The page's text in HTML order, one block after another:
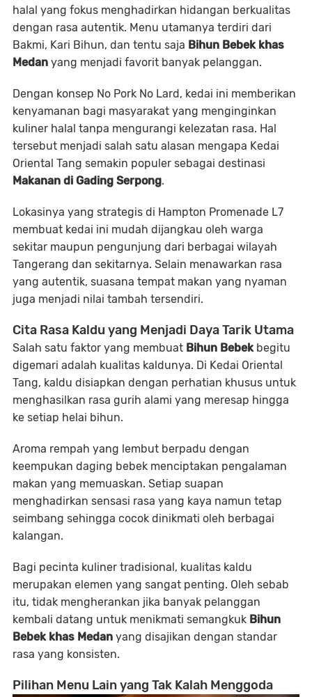
halal yang fokus menghadirkan hidangan berkualitas
dengan rasa autentik. Menu utamanya terdiri dari
Bakmi, Kari Bihun, dan tentu saja Bihun Bebek khas
Medan yang menjadi favorit banyak pelanggan.
Dengan konsep No Pork No Lard, kedai ini memberikan
kenyamanan bagi masyarakat yang menginginkan
kuliner halal tanpa mengurangi kelezatan rasa. Hal
tersebut menjadi salah satu alasan mengapa Kedai
Oriental Tang semakin populer sebagai destinasi
Makanan di Gading Serpong.
Lokasinya yang strategis di Hampton Promenade L7
membuat kedai ini mudah dijangkau oleh warga
sekitar maupun pengunjung dari berbagai wilayah
Tangerang dan sekitarnya. Selain menawarkan rasa
yang autentik, suasana tempat makan yang nyaman
juga menjadi nilai tambah tersendiri.
Cita Rasa Kaldu yang Menjadi Daya Tarik Utama
Salah satu faktor yang membuat Bihun Bebekbegitu
digemari adalah kualitas kaldunya. Di Kedai Oriental
Tang, kaldu disiapkan dengan perhatian khusus untuk
menghasilkan rasa gurih alami yang meresap hingga
ke setiap helai bihun.
Aroma rempah yang lembut berpadu dengan
keempukan daging bebek menciptakan pengalaman
makan yang memuaskan. Setiap suapan
menghadirkan sensasi rasa yang kaya namun tetap
seimbang sehingga cocok dinikmati oleh berbagai
kalangan.
Bagi pecinta kuliner tradisional, kualitas kaldu
merupakan elemen yang sangat penting. Oleh sebab
itu, tidak mengherankan jika banyak pelanggan
kembali datang untuk menikmati semangkuk Bihun
Bebek khas Medan yang disajikan dengan standar
rasa yang konsisten.
Pilihan Menu Lain yang Tak Kalah Menggoda